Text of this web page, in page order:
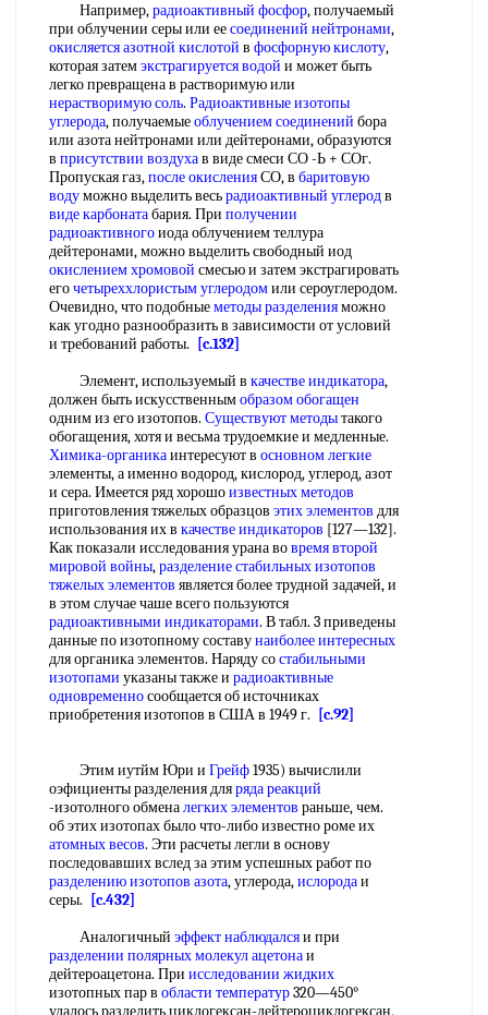
Например,радиоактивный фосфор, получаемый
при облучении серы или еесоединений нейтронами,
окисляется азотной кислотой в фосфорную кислоту,
которая затемэкстрагируется водой и может быть
легко превращена в растворимую или
нерастворимую соль. Радиоактивные изотопы
углерода, получаемыеоблучением соединений бора
или азота нейтронами или дейтеронами, образуются
в присутствии воздухав виде смеси СО -Ь + СОг.
Пропуская газ,после окисленияСО, в баритовую
водуможно выделить весьрадиоактивный углеродв
виде карбонатабария. При получении
радиоактивногоиода облучением теллура
дейтеронами, можно выделить свободный иод
окислением хромовой смесью и затем экстрагировать
егочетыреххлористым углеродомили сероуглеродом.
Очевидно, что подобныеметоды разделенияможно
как угодно разнообразить в зависимости от условий
и требований работы.
[c.132]
Элемент, используемый в качестве индикатора,
должен быть искусственнымобразом обогащен
одним из его изотопов. Существуют методытакого
обогащения, хотя и весьма трудоемкие и медленные.
Химика-органикаинтересуют в основном легкие
элементы, а именно водород, кислород, углерод, азот
и сера. Имеется ряд хорошоизвестных методов
приготовления тяжелых образцов этих элементов для
использования их в качестве индикаторов [127—132].
Как показали исследования урана вовремя второй
мировой войны,разделение стабильных изотопов
тяжелых элементов является более трудной задачей, и
в этом случае чаше всего пользуются
радиоактивными индикаторами. В табл. 3 приведены
данные по изотопному составунаиболее интересных
для органика элементов. Наряду состабильными
изотопами указаны также и радиоактивные
одновременносообщается об источниках
приобретения изотопов в США в 1949 г.
[c.92]
Этим иутйм Юри и Грейф1935) вычислили
оэфициенты разделения дляряда реакций
-изотолного обменалегких элементов раньше, чем.
об этих изотопах было что-либо известно роме их
атомных весов. Эти расчеты легли в основу
последовавших вслед за этим успешных работ по
разделению изотопов азота, углерода,ислородаи
серы.
[c.432]
Аналогичный эффект наблюдалсяи при
разделении полярныхмолекул ацетонаи
дейтероацетона. При исследовании жидких
изотопных пар в области температур320—450°
удалось разделить циклогексан-дейтероциклогексан,